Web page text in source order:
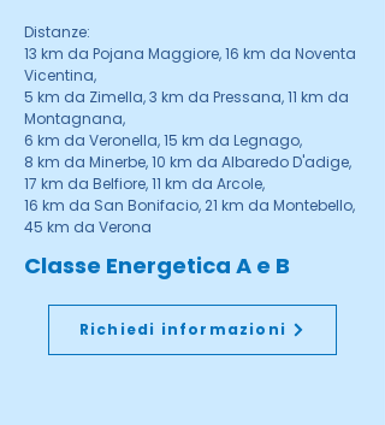
Distanze:
13 km da Pojana Maggiore, 16 km da Noventa
Vicentina,
5 km da Zimella, 3 km da Pressana, 11 km da
Montagnana,
6 km da Veronella, 15 km da Legnago,
8 km da Minerbe, 10 km da Albaredo D'adige,
17 km da Belfiore, 11 km da Arcole,
16 km da San Bonifacio, 21 km da Montebello,
45 km da Verona
Classe Energetica A e B
Richiedi informazioni